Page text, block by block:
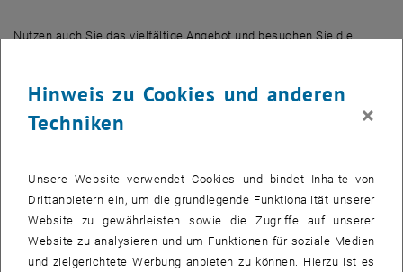
Nutzen auch Sie das vielfältige Angebot und besuchen Sie die
Programm 14. bis 18. Oktober
Bücherflohmarkt in der Hauptbibliothek (Resselgasse 4, EG)
Fotoausstellung zur Geschichte des Bibliotheksgebäudes und
Panoramen vom Dach von Gerhard Palisek
Bibliotheksführungen
Hinweis zu Cookies und anderen
Techniken
×
Unsere Website verwendet Cookies und bindet Inhalte von
Drittanbietern ein, um die grundlegende Funktionalität unserer
Website zu gewährleisten sowie die Zugriffe auf unserer
Website zu analysieren und um Funktionen für soziale Medien
und zielgerichtete Werbung anbieten zu können. Hierzu ist es